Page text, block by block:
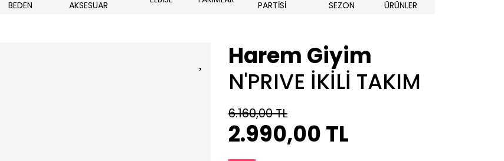
BEDEN
AKSESUAR
PARTİSİ
SEZON
ÜRÜNLER
Harem Giyim
N'PRIVE İKİLİ TAKIM
6.160,00 TL
2.990,00 TL